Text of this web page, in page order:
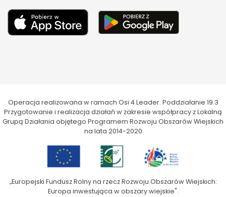
Operacja realizowana w ramach Osi 4 Leader. Poddziałanie 19.3
Przygotowanie i realizacja działań w zakresie współpracy z Lokalną
Grupą Działania objętego Programem Rozwoju Obszarów Wiejskich
na lata 2014-2020
„Europejski Fundusz Rolny na rzecz Rozwoju Obszarów Wiejskich:
Europa inwestująca w obszary wiejskie".